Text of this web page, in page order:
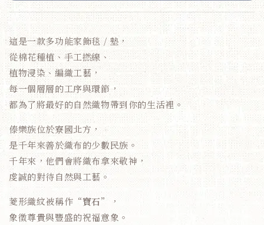
這是一款多功能家飾毯 / 墊，
從棉花種植、手工撚線、
植物浸染、編織工藝，
每一個層層的工序與環節，
都為了將最好的自然織物帶到你的生活裡。
傣樂族位於寮國北方，
是千年來善於織布的少數民族。
千年來，他們會將織布拿來敬神，
虔誠的對待自然與工藝。
菱形織紋被稱作“寶石”，
象徵尊貴與豐盛的祝福意象。